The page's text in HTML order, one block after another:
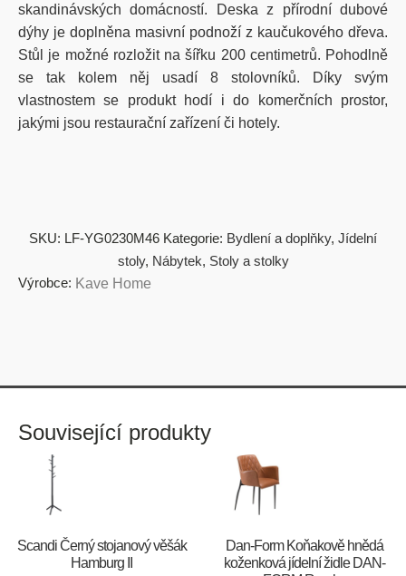
skandinávských domácností. Deska z přírodní dubové
dýhy je doplněna masivní podnoží z kaučukového dřeva.
Stůl je možné rozložit na šířku 200 centimetrů. Pohodlně
se tak kolem něj usadí 8 stolovníků. Díky svým
vlastnostem se produkt hodí i do komerčních prostor,
jakými jsou restaurační zařízení či hotely.
SKU: LF-YG0230M46 Kategorie: Bydlení a doplňky, Jídelní
stoly, Nábytek, Stoly a stolky
Výrobce: Kave Home
Související produkty
Scandi Černý stojanový věšák
Hamburg II
​​​​​Dan-Form Koňakově hnědá
koženková jídelní židle DAN-